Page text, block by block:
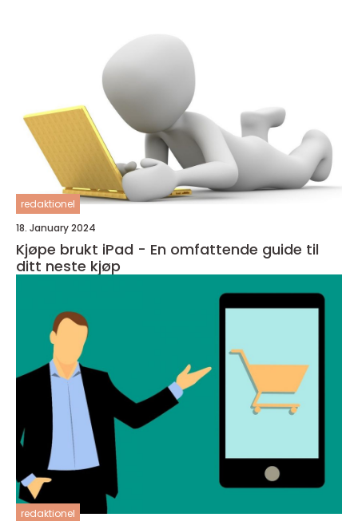
redaktionel
18. January 2024
Kjøpe brukt iPad - En omfattende guide til
ditt neste kjøp
redaktionel